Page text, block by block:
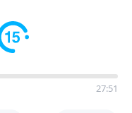
27:51